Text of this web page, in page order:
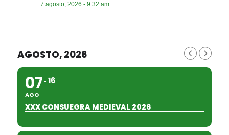
7 agosto, 2026 - 9:32 am
AGOSTO, 2026
07
AGO
16
XXX CONSUEGRA MEDIEVAL 2026